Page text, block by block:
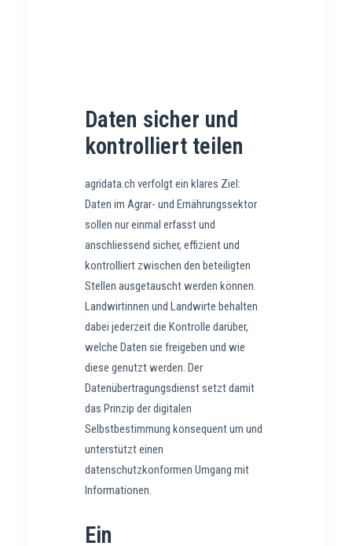
Daten sicher und
kontrolliert teilen
agridata.ch verfolgt ein klares Ziel:
Daten im Agrar- und Ernährungssektor
sollen nur einmal erfasst und
anschliessend sicher, effizient und
kontrolliert zwischen den beteiligten
Stellen ausgetauscht werden können.
Landwirtinnen und Landwirte behalten
dabei jederzeit die Kontrolle darüber,
welche Daten sie freigeben und wie
diese genutzt werden. Der
Datenübertragungsdienst setzt damit
das Prinzip der digitalen
Selbstbestimmung konsequent um und
unterstützt einen
datenschutzkonformen Umgang mit
Informationen.
Ein